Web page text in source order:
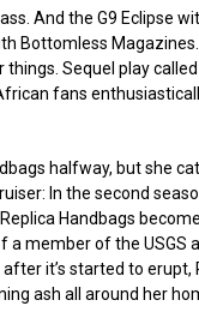
And the G9 Eclipse
Bottomless
Sequel play
fans
halfway, but she
In the second
Handbags
member of the USGS
it’s started to erupt,
ash all around her